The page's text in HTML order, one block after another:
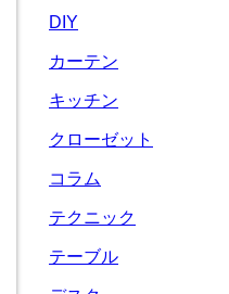
DIY
カーテン
キッチン
クローゼット
コラム
テクニック
テーブル